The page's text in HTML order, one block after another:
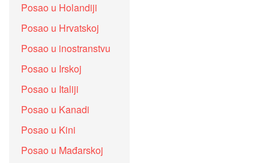
Posao u Holandiji
Posao u Hrvatskoj
Posao u inostranstvu
Posao u Irskoj
Posao u Italiji
Posao u Kanadi
Posao u Kini
Posao u Mađarskoj